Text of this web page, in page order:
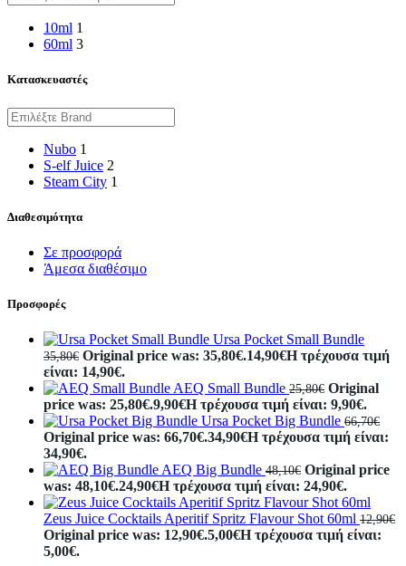
10ml 1
60ml 3
Κατασκευαστές
Nubo 1
S-elf Juice 2
Steam City 1
Διαθεσιμότητα
Σε προσφορά
Άμεσα διαθέσιμο
Προσφορές
Ursa Pocket Small Bundle
35,80€ Original price was: 35,80€.14,90€Η τρέχουσα τιμή
είναι: 14,90€.
AEQ Small Bundle 25,80€ Original
price was: 25,80€.9,90€Η τρέχουσα τιμή είναι: 9,90€.
Ursa Pocket Big Bundle 66,70€
Original price was: 66,70€.34,90€Η τρέχουσα τιμή είναι:
34,90€.
AEQ Big Bundle 48,10€ Original price
was: 48,10€.24,90€Η τρέχουσα τιμή είναι: 24,90€.
Zeus Juice Cocktails Aperitif Spritz Flavour Shot 60ml 12,90€
Original price was: 12,90€.5,00€Η τρέχουσα τιμή είναι:
5,00€.